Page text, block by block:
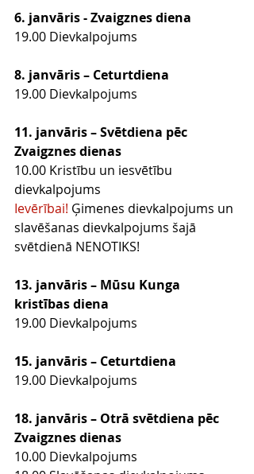
6. janvāris - Zvaigznes diena
19.00 Dievkalpojums
8. janvāris – Ceturtdiena
19.00 Dievkalpojums
11. janvāris – Svētdiena pēc
Zvaigznes dienas
10.00 Kristību un iesvētību
dievkalpojums
Ievērībai! Ģimenes dievkalpojums un
slavēšanas dievkalpojums šajā
svētdienā NENOTIKS!
13. janvāris – Mūsu Kunga
kristības diena
19.00 Dievkalpojums
15. janvāris – Ceturtdiena
19.00 Dievkalpojums
18. janvāris – Otrā svētdiena pēc
Zvaigznes dienas
10.00 Dievkalpojums